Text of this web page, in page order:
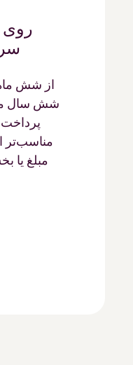
روی
شش سال
پرداخت
مناسب‌تر
مبلغ یا